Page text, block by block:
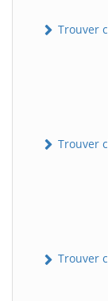
Trouver
Trouver
Trouver